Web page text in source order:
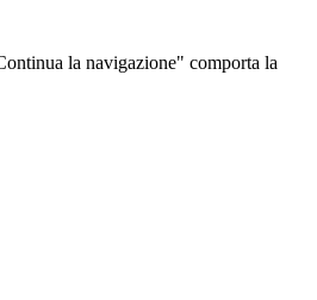
la navigazione" comporta la